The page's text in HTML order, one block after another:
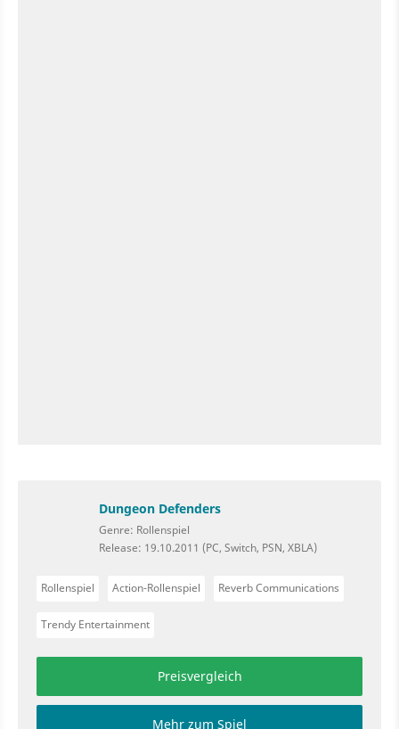
Dungeon Defenders
Genre: Rollenspiel
Release: 19.10.2011 (PC, Switch, PSN, XBLA)
Rollenspiel Action-Rollenspiel Reverb Communications
Trendy Entertainment
Preisvergleich
Mehr zum Spiel